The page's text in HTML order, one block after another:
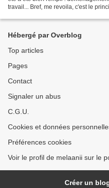
travail... Bref, me revoila, c'est le
Hébergé par Overblog
Top articles
Pages
Contact
Signaler un abus
C.G.U.
Cookies et données
Préférences cookies
Voir le profil de melaanii sur le
Créer un